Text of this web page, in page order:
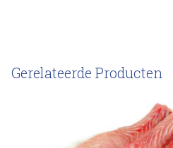
Gerelateerde Producten